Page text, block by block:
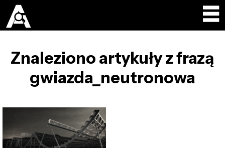
Znaleziono artykuły z frazą
gwiazda_neutronowa